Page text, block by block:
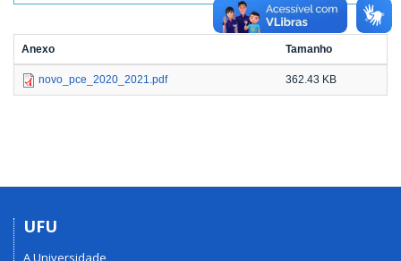
Anexo Tamanho
novo_pce_2020_2021.pdf 362.43 KB
UFU
A Universidade